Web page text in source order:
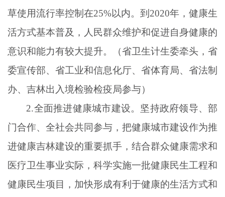
草使用流行率控制在25%以内。到2020年，健康生
活方式基本普及，人民群众维护和促进自身健康的
意识和能力有较大提升。（省卫生计生委牵头，省
委宣传部、省工业和信息化厅、省体育局、省法制
办、吉林出入境检验检疫局参与）
2.全面推进健康城市建设。坚持政府领导、部
门合作、全社会共同参与，把健康城市建设作为推
进健康吉林建设的重要抓手，结合群众健康需求和
医疗卫生事业实际，科学实施一批健康民生工程和
健康民生项目，加快形成有利于健康的生活方式和